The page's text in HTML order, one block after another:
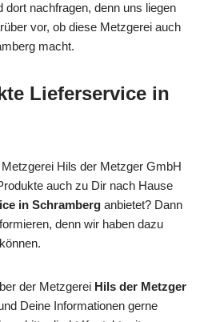
dort nachfragen, denn uns liegen
vor, ob diese Metzgerei auch
macht.
Lieferservice in
Hils der Metzger GmbH
auch zu Dir nach Hause
in Schramberg anbietet? Dann
denn wir haben dazu
der Metzgerei Hils der Metzger
Deine Informationen gerne